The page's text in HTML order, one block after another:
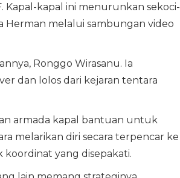
Kapal-kapal ini menurunkan sekoci-
Herman melalui sambungan video
Ronggo Wirasanu. Ia
dan lolos dari kejaran tentara
armada kapal bantuan untuk
melarikan diri secara terpencar ke
yang disepakati.